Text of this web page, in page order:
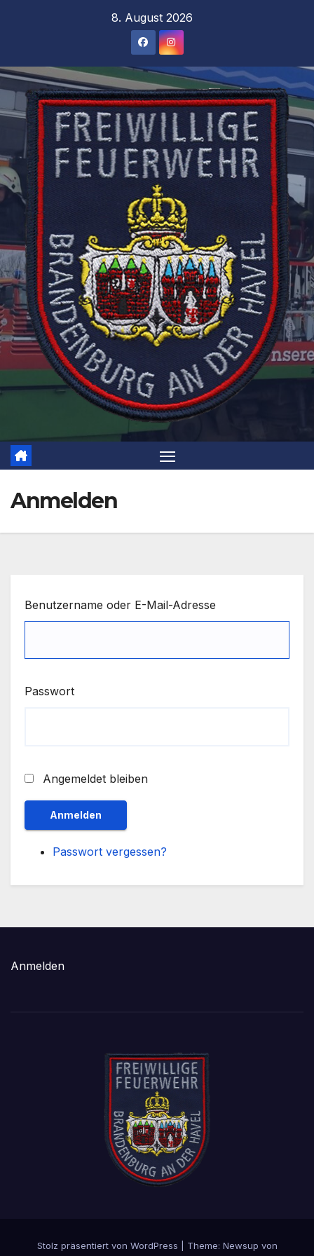
8. August 2026
Anmelden
Benutzername oder E-Mail-Adresse
Passwort
Angemeldet bleiben
Anmelden
Passwort vergessen?
Anmelden
Stolz präsentiert von WordPress Theme: Newsup von